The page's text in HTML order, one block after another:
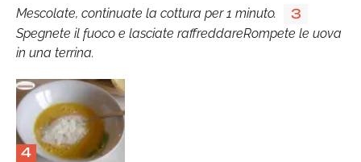
Mescolate, continuate la cottura per 1 minuto. 3
Spegnete il fuoco e lasciate raffreddareRompete le uova
in una terrina.
4